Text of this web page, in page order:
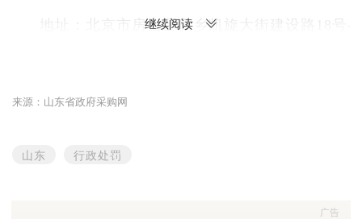
地址：北京市房山区良乡凯旋大街建设路18号-
在参与“枣庄市公安局2022年度DNA建库及检
继续阅读
来源：山东省政府采购网
山东 行政处罚
广告